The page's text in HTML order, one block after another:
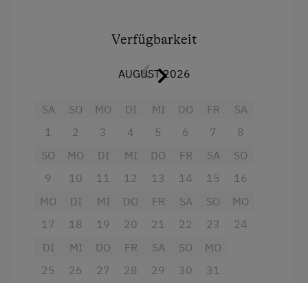
Vorraum mit Kachelofen und
Waschbecken und Waschmaschine
eine
Vorratskammer
mit Kühl- und
Gefrierschrank
Im Obergeschoss befinden sich drei gemütliche
Zimmer:
einDoppelbettzimmer
mit Balkon
einStockbettzimmer mit zwei Betten
einDreibettzimmermit Gitterbett
Verfügbarkeit
AUGUST 2026
SA
1
SO
2
MO
3
DI
4
MI
5
DO
6
FR
7
SA
8
SO
9
MO
10
DI
11
MI
12
DO
13
FR
14
SA
15
SO
16
MO
17
DI
18
MI
19
DO
20
FR
21
SA
22
SO
23
MO
24
DI
25
MI
26
DO
27
FR
28
SA
29
SO
30
MO
31